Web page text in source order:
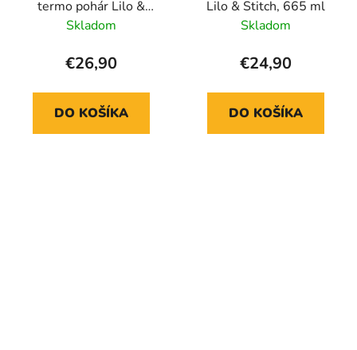
termo pohár Lilo &
Stitch, 920 ml
Skladom
€26,90
DO KOŠÍKA
Lilo & Stitch, 665 ml
Skladom
€24,90
DO KOŠÍKA